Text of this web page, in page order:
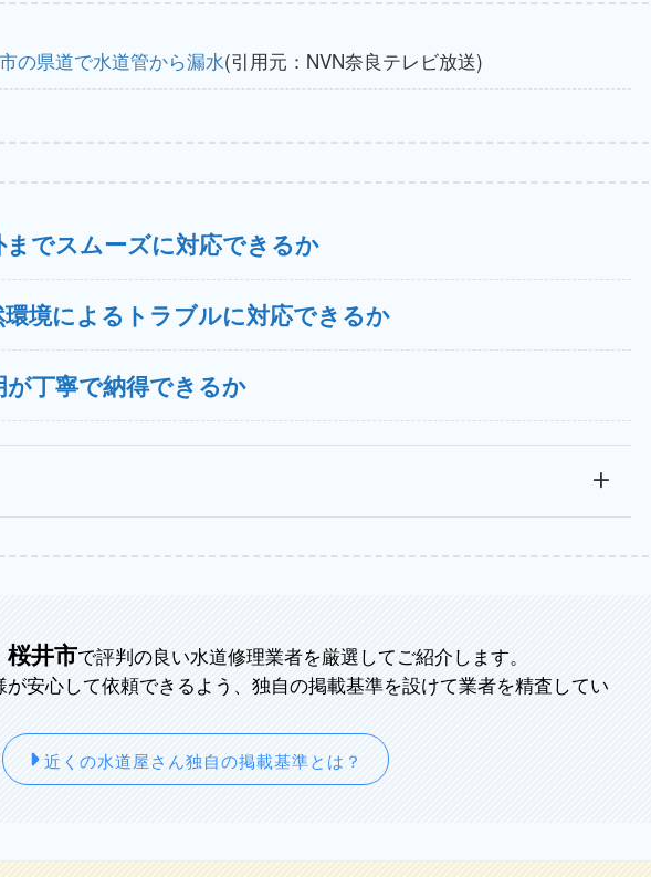
の県道で水道管から漏水(引用元：NVN奈良テレビ放送)
でスムーズに対応できるか
境によるトラブルに対応できるか
が丁寧で納得できるか
桜井市で評判の良い水道修理業者を厳選してご紹介します。
安心して依頼できるよう、独自の掲載基準を設けて業者を精査してい
近くの水道屋さん独自の掲載基準とは？